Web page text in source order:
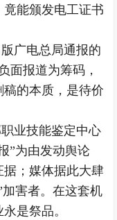
能颁发电工证书
广电总局通报的
面报道为筹码，
的本质，是待价
业技能鉴定中心
”为由发动舆论
；媒体据此大肆
害者。在这套机
是祭品。